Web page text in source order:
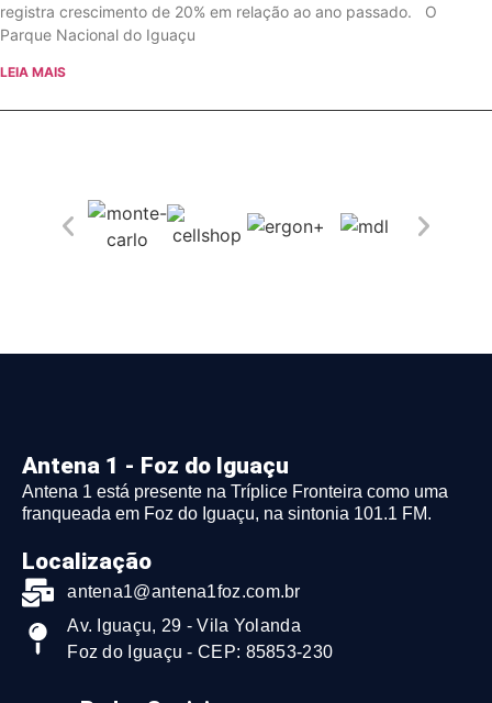
registra crescimento de 20% em relação ao ano passado. O
Parque Nacional do Iguaçu
LEIA MAIS
Antena 1 - Foz do Iguaçu
Antena 1 está presente na Tríplice Fronteira como uma
franqueada em Foz do Iguaçu, na sintonia 101.1 FM.
Localização
antena1@antena1foz.com.br
Av. Iguaçu, 29 - Vila Yolanda
Foz do Iguaçu - CEP: 85853-230